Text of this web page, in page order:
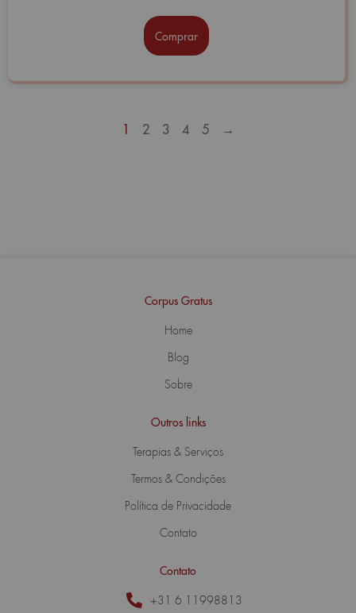
Comprar
1 2 3 4 5 →
Corpus Gratus
Home
Blog
Sobre
Outros links
Terapias & Serviços
Termos & Condições
Política de Privacidade
Contato
Contato
+31 6 11998813